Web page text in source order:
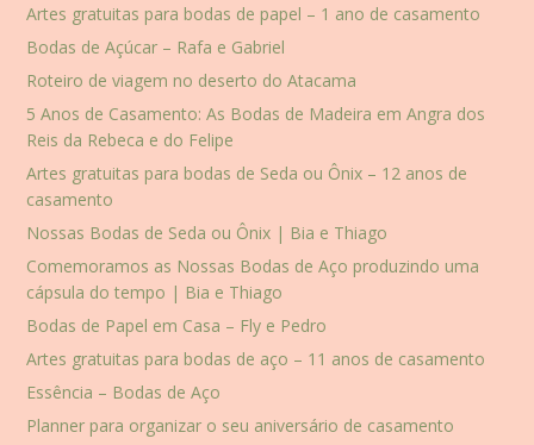
Artes gratuitas para bodas de papel – 1 ano de casamento
Bodas de Açúcar – Rafa e Gabriel
Roteiro de viagem no deserto do Atacama
5 Anos de Casamento: As Bodas de Madeira em Angra dos
Reis da Rebeca e do Felipe
Artes gratuitas para bodas de Seda ou Ônix – 12 anos de
casamento
Nossas Bodas de Seda ou Ônix | Bia e Thiago
Comemoramos as Nossas Bodas de Aço produzindo uma
cápsula do tempo | Bia e Thiago
Bodas de Papel em Casa – Fly e Pedro
Artes gratuitas para bodas de aço – 11 anos de casamento
Essência – Bodas de Aço
Planner para organizar o seu aniversário de casamento